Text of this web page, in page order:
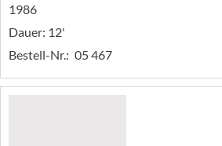
1986
Dauer: 12'
Bestell-Nr.: 05 467